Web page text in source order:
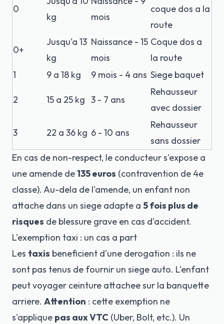
0
kg
mois
coque dos a la
route
0+
Jusqu'a 13
kg
Naissance - 15
mois
Coque dos a
la route
1
9 a 18 kg 9 mois - 4 ans Siege baquet
2 15 a 25 kg 3 - 7 ans
Rehausseur
avec dossier
3 22 a 36 kg 6 - 10 ans
Rehausseur
sans dossier
En cas de non-respect, le conducteur s'expose a
une amende de135 euros (contravention de 4e
classe). Au-dela de l'amende, un enfant non
attache dans un siege adapte a 5 fois plus de
risques de blessure grave en cas d'accident.
L'exemption taxi : un cas a part
Les taxis beneficient d'une derogation : ils ne
sont pas tenus de fournir un siege auto. L'enfant
peut voyager ceinture attachee sur la banquette
arriere. Attention : cette exemption ne
s'applique pas aux VTC (Uber, Bolt, etc.). Un